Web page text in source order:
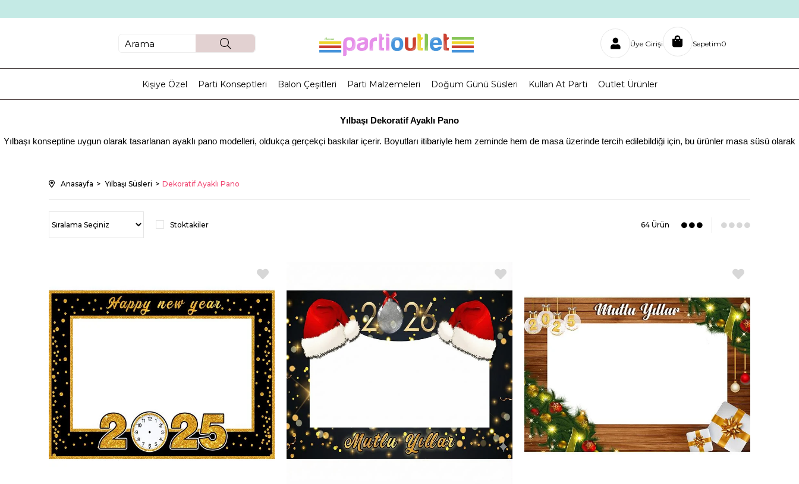
Üye Girişi Sepetim0
Kişiye Özel Parti Konseptleri Balon Çeşitleri Parti Malzemeleri Doğum Günü Süsleri Kullan At Parti Outlet Ürünler
Yılbaşı Dekoratif Ayaklı Pano
Yılbaşı konseptine uygun olarak tasarlanan ayaklı pano modelleri, oldukça gerçekçi baskılar içerir. Boyutları itibariyle hem zeminde hem de masa üzerinde tercih edilebildiği için, bu ürünler masa süsü olarak
birbirinden özgün Yılbaşı içerikli dekoratif süs seçenekleri bulunur. Farklı parti fikirlerine uyum sağlayacak ürünler masa süsü, zemin süslemeleri ve askı olarak farklı şekilde kullanmaya da açıktır. Güncel film
Birbirinden farklı içerikler ile hazırlanan noel baba, çam ağacı, kardan adam, geyik gibi ayaklı pano ürünleri, hem iç hem de dış mekanlarda güvenle kullanılabilir. Malzeme seçimi ve üretim açısından tüm dış
şartlara karşı dayanıklıdır. Sert bir malzemeden üretildiği için düşme ya da esneme gibi problemler yaşanmaz. Parti Outlet farkını yansıtan dekoratif süs ürünlerinde, panolar kaliteleri ile her partiye uygun bir
seçim olacaktır. Özellikle Yılbaşı için oldukça etkileyici masa süsü seçenekleri yer almaktadır.
Anasayfa Yılbaşı Süsleri Dekoratif Ayaklı Pano
Stoktakiler 64 Ürün